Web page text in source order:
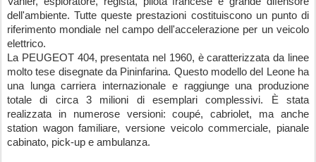
dell'ambiente. Tutte queste prestazioni costituiscono un punto di
riferimento mondiale nel campo dell'accelerazione per un veicolo
elettrico.
La PEUGEOT 404, presentata nel 1960, è caratterizzata da linee
molto tese disegnate da Pininfarina. Questo modello del Leone ha
una lunga carriera internazionale e raggiunge una produzione
totale di circa 3 milioni di esemplari complessivi. È stata
realizzata in numerose versioni: coupé, cabriolet, ma anche
station wagon familiare, versione veicolo commerciale, pianale
cabinato, pick-up e ambulanza.